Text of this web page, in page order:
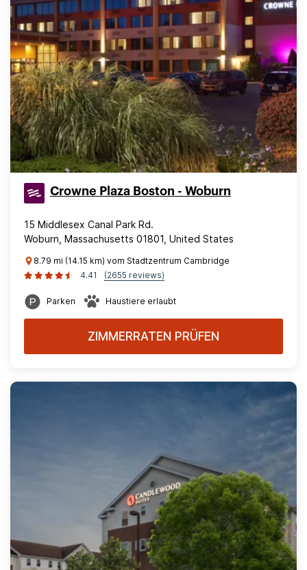
Crowne Plaza Boston - Woburn
15 Middlesex Canal Park Rd.
Woburn, Massachusetts 01801, United States
8.79 mi (14.15 km) vom Stadtzentrum Cambridge
4.41
(2655 reviews)
Parken Haustiere erlaubt
ZIMMERRATEN PRÜFEN